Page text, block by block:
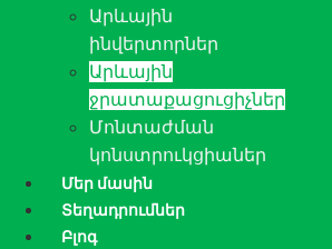
Արևային
ինվերտորներ
Արևային
ջրատաքացուցիչներ
Մոնտաժման
կոնստրուկցիաներ
Մեր մասին
Տեղադրումներ
Բլոգ